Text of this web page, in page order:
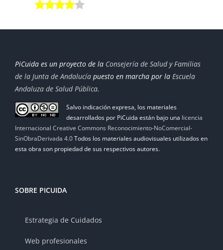
PiCuida es un proyecto de la Consejería de Salud y Familias
de la Junta de Andalucía puesto en marcha por la Escuela
Andaluza de Salud Pública.
Salvo indicación expresa, los materiales
desarrollados por PiCuida están bajo una licencia
Internacional Creative Commons Reconocimiento-NoComercial-
SinObraDerivada 4.0Todos los materiales audiovisuales utilizados en
esta obra son propiedad de sus respectivos autores.
SOBRE PICUIDA
Estrategia de Cuidados
Web profesionales